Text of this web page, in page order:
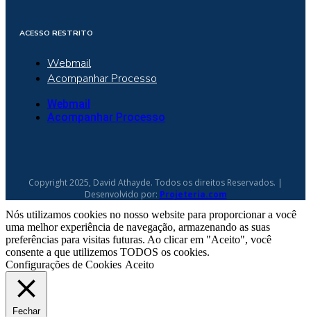
ACESSO RESTRITO
Webmail
Acompanhar Processo
Webmail
Acompanhar Processo
Copyright 2025, David Athayde. Todos os direitos Reservados. |
Desenvolvido por: Projeteria.com
Nós utilizamos cookies no nosso website para proporcionar a você
uma melhor experiência de navegação, armazenando as suas
preferências para visitas futuras. Ao clicar em "Aceito", você
consente a que utilizemos TODOS os cookies.
Configurações de Cookies Aceito
Fechar